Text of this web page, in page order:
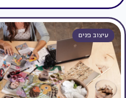
עיצוב פנים